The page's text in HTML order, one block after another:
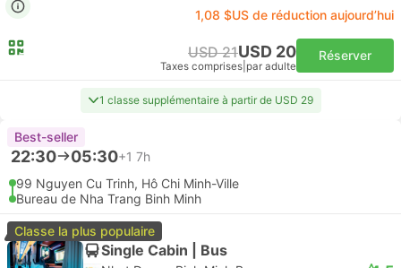
1,08 $US de réduction aujourd’hui
USD 21USD 20
Taxes comprises par adulte
Réserver
1 classe supplémentaire à partir de USD 29
Best-seller
22:30 05:30+1 7h
99 Nguyen Cu Trinh, Hô Chi Minh-Ville
Bureau de Nha Trang Binh Minh
Classe la plus populaire
Single Cabin | Bus